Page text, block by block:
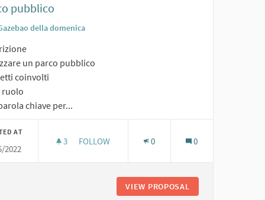
pubblico
della domenica
un parco pubblico
coinvolti
ruolo
chiave per...
AT
2022
3 3 FOLLOWERS
FOLLOW 0 0
VIEW PROPOSAL